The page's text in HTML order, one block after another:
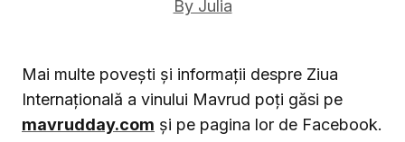
Mai multe povești și informații despre Ziua
Internațională a vinului Mavrud poți găsi pe
mavrudday.com și pe pagina lor de Facebook.